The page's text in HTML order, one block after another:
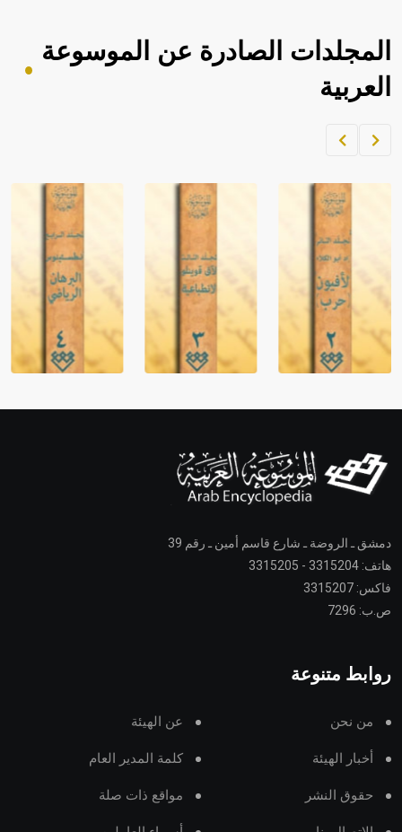
المجلدات الصادرة عن الموسوعة
العربية
دمشق ـ الروضة ـ شارع قاسم أمين ـ رقم 39
هاتف: 3315204 - 3315205
فاكس: 3315207
ص.ب: 7296
روابط متنوعة
من نحن عن الهيئة
أخبار الهيئة كلمة المدير العام
حقوق النشر مواقع ذات صلة